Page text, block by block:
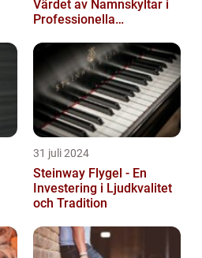
Värdet av Namnskyltar i
Professionella
31 juli 2024
Steinway Flygel - En
Investering i Ljudkvalitet
och Tradition